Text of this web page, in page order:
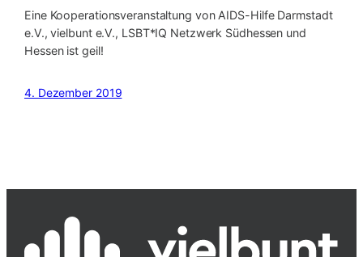
Eine Kooperationsveranstaltung von AIDS-Hilfe Darmstadt
e.V., vielbunt e.V., LSBT*IQ Netzwerk Südhessen und
Hessen ist geil!
4. Dezember 2019